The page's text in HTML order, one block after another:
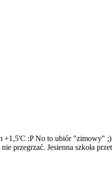
+1,5'C :P No to ubiór "zimowy" ;)
przegrzać. Jesienna szkoła